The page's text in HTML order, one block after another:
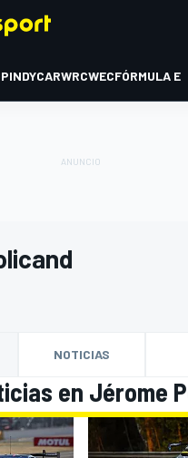
INDYCARWRCWECFÓRMULA E
NOTICIAS
en Jérome